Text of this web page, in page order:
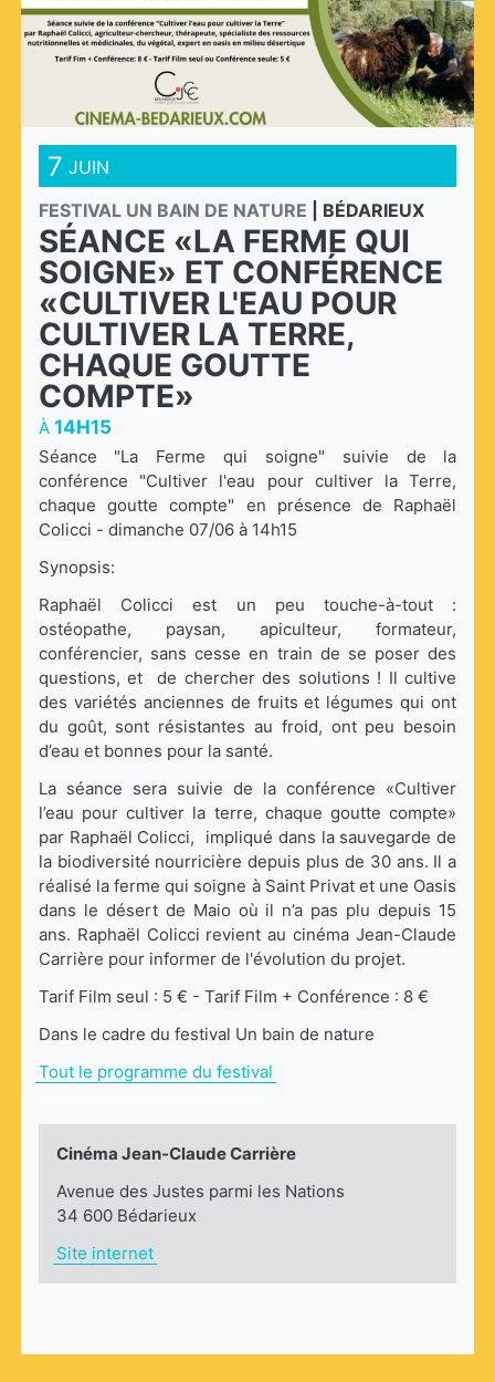
7 JUIN
FESTIVAL UN BAIN DE NATURE
BÉDARIEUX
SÉANCE «LA FERME QUI
SOIGNE» ET CONFÉRENCE
«CULTIVER L'EAU POUR
CULTIVER LA TERRE,
CHAQUE GOUTTE
COMPTE»
À 14H15
Séance "La Ferme qui soigne" suivie de la
conférence "Cultiver l'eau pour cultiver la Terre,
chaque goutte compte" en présence de Raphaël
Colicci - dimanche 07/06 à 14h15
Synopsis:
Raphaël Colicci est un peu touche-à-tout :
ostéopathe, paysan, apiculteur, formateur,
conférencier, sans cesse en train de se poser des
questions, et de chercher des solutions ! Il cultive
des variétés anciennes de fruits et légumes qui ont
du goût, sont résistantes au froid, ont peu besoin
d’eau et bonnes pour la santé.
La séance sera suivie de la conférence «Cultiver
l’eau pour cultiver la terre, chaque goutte compte»
par Raphaël Colicci, impliqué dans la sauvegarde de
la biodiversité nourricière depuis plus de 30 ans. Il a
réalisé la ferme qui soigne à Saint Privat et une Oasis
dans le désert de Maio où il n’a pas plu depuis 15
ans. Raphaël Colicci revient au cinéma Jean-Claude
Carrière pour informer de l'évolution du projet.
Tarif Film seul : 5 € - Tarif Film + Conférence : 8 €
Dans le cadre du festival Un bain de nature
Tout le programme du festival
Cinéma Jean-Claude Carrière
Avenue des Justes parmi les Nations
34 600 Bédarieux
Site internet